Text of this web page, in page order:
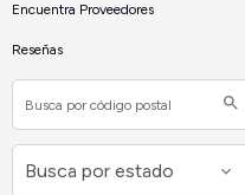
Encuentra Proveedores
Reseñas